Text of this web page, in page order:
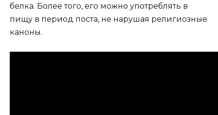
белка. Более того, его можно употреблять в
пищу в период поста, не нарушая религиозные
каноны.